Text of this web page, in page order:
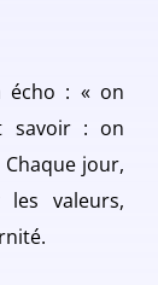
écho : « on
savoir : on
Chaque jour,
les valeurs,